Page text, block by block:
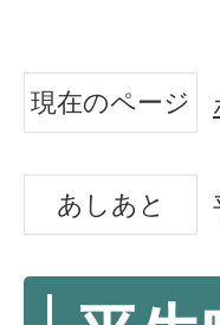
現在のページ
あしあと